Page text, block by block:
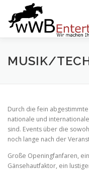
Inhalt
springen
START
MUSIK/
Durch die fein
nationale und
sind. Events über die
noch lange nach der
Große Openingfanfaren,
Gänsehautfaktor, ein